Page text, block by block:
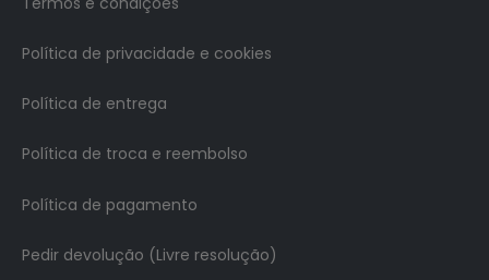
Política de privacidade e cookies
Política de entrega
Política de troca e reembolso
Política de pagamento
Pedir devolução (Livre resolução)